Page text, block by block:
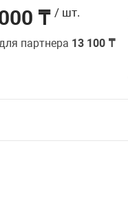
₸ / шт.
партнера 13 100 ₸